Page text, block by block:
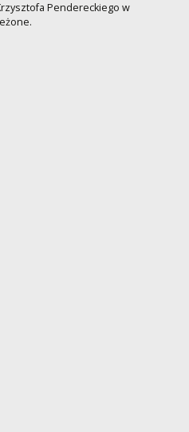
Pendereckiego w